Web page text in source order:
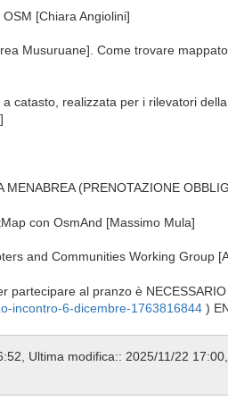
[Chiara Angiolini]
Musuruane]. Come trovare
catasto, realizzata per i rilevatori
MENABREA (PRENOTAZIONE
con OsmAnd [Massimo Mula]
and Communities Working Group
partecipare al pranzo è
incontro-6-dicembre-1763816844 )
Ultima modifica:: 2025/11/22